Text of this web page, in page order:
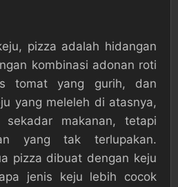
pizza adalah hidangan
kombinasi adonan roti
tomat yang gurih, dan
yang meleleh di atasnya,
makanan, tetapi
yang tak terlupakan.
pizza dibuat dengan keju
jenis keju lebih cocok